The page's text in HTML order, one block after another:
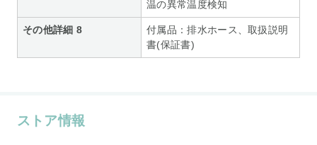
温の異常温度検知
その他詳細 8
付属品：排水ホース、取扱説明
書(保証書)
ストア情報